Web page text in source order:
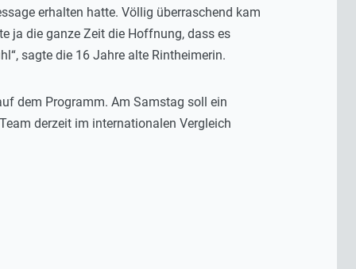
erhalten hatte. Völlig überraschend kam
ja die ganze Zeit die Hoffnung, dass es
sagte die 16 Jahre alte Rintheimerin.
dem Programm. Am Samstag soll ein
derzeit im internationalen Vergleich